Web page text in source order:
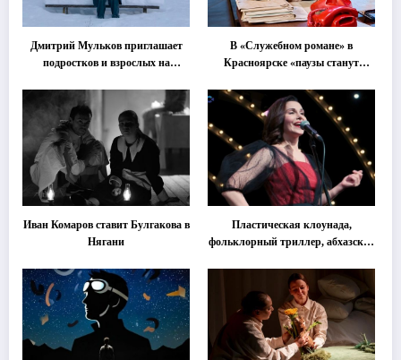
Дмитрий Мульков приглашает
подростков и взрослых на
В «Служебном романе» в
Красноярске «паузы станут
Иван Комаров ставит Булгакова в
Нягани
Пластическая клоунада,
фольклорный триллер, абхазская
втором этапе фестиваля
«Монокль»